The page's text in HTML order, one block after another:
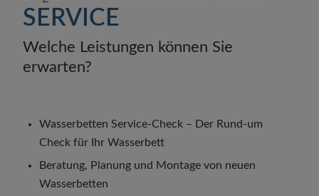
SERVICE
Welche Leistungen können Sie
erwarten?
Wasserbetten Service-Check – Der Rund-um
Check für Ihr Wasserbett
Beratung, Planung und Montage von neuen
Wasserbetten